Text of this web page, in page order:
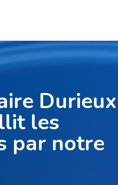
Durieux
les
par notre